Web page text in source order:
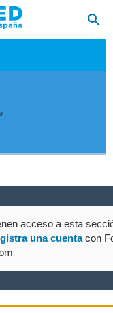
acceso a esta
una cuentacon